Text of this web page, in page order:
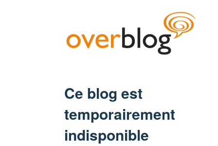
Ce blog est
temporairement
indisponible